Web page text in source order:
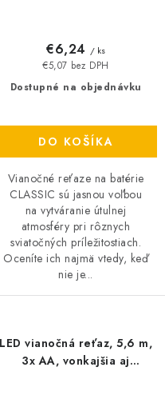
Dostupné na objednávku
€5,07 bez DPH
€6,24 / ks
DO KOŠÍKA
Vianočné reťaze na batérie
CLASSIC sú jasnou voľbou
na vytváranie útulnej
atmosféry pri rôznych
sviatočných príležitostiach.
Oceníte ich najmä vtedy, keď
nie je...
LED vianočná reťaz, 5,6 m,
3x AA, vonkajšia aj